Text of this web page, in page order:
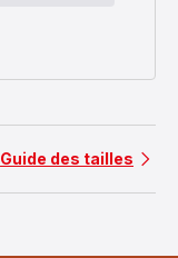
Guide des tailles